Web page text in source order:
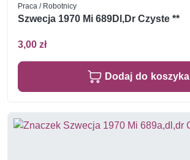
Praca / Robotnicy
Szwecja 1970 Mi 689Dl,Dr Czyste **
3,00 zł
Dodaj do koszyka